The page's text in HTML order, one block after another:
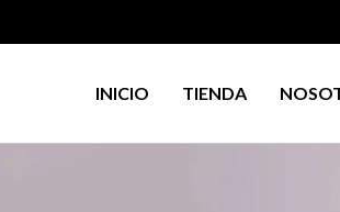
INICIO TIENDA